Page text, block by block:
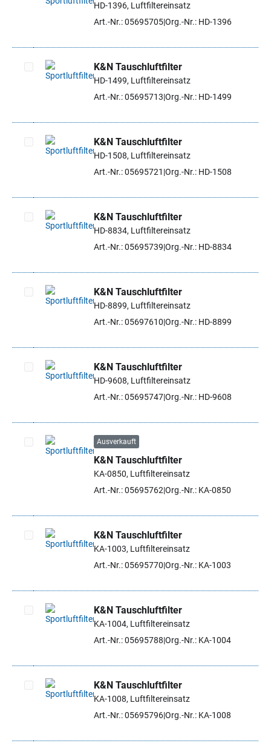
Artikel auswählen
HD-1396, Luftfiltereinsatz
Art.-Nr.: 05695705Org.-Nr.: HD-1396
Artikel auswählen
K&N Tauschluftfilter
HD-1499, Luftfiltereinsatz
Art.-Nr.: 05695713 Org.-Nr.: HD-1499
Artikel auswählen
K&N Tauschluftfilter
HD-1508, Luftfiltereinsatz
Art.-Nr.: 05695721 Org.-Nr.: HD-1508
Artikel auswählen
K&N Tauschluftfilter
HD-8834, Luftfiltereinsatz
Art.-Nr.: 05695739 Org.-Nr.: HD-8834
Artikel auswählen
K&N Tauschluftfilter
HD-8899, Luftfiltereinsatz
Art.-Nr.: 05697610 Org.-Nr.: HD-8899
Artikel auswählen
K&N Tauschluftfilter
HD-9608, Luftfiltereinsatz
Art.-Nr.: 05695747Org.-Nr.: HD-9608
Artikel auswählen
Ausverkauft
K&N Tauschluftfilter
KA-0850, Luftfiltereinsatz
Art.-Nr.: 05695762 Org.-Nr.: KA-0850
Artikel auswählen
K&N Tauschluftfilter
KA-1003, Luftfiltereinsatz
Art.-Nr.: 05695770 Org.-Nr.: KA-1003
Artikel auswählen
K&N Tauschluftfilter
KA-1004, Luftfiltereinsatz
Art.-Nr.: 05695788 Org.-Nr.: KA-1004
Artikel auswählen
K&N Tauschluftfilter
KA-1008, Luftfiltereinsatz
Art.-Nr.: 05695796Org.-Nr.: KA-1008